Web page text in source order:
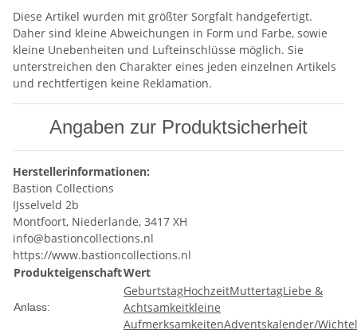
Diese Artikel wurden mit größter Sorgfalt handgefertigt.
Daher sind kleine Abweichungen in Form und Farbe, sowie
kleine Unebenheiten und Lufteinschlüsse möglich. Sie
unterstreichen den Charakter eines jeden einzelnen Artikels
und rechtfertigen keine Reklamation.
Angaben zur Produktsicherheit
Herstellerinformationen:
Bastion Collections
IJsselveld 2b
Montfoort, Niederlande, 3417 XH
info@bastioncollections.nl
https://www.bastioncollections.nl
ProdukteigenschaftWert
Anlass:
GeburtstagHochzeitMuttertagLiebe &
Achtsamkeitkleine
AufmerksamkeitenAdventskalender/